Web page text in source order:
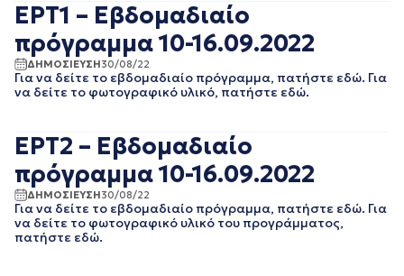
ΙΟΥΝΙΟΣ 2021
ΜΑΙΟΣ 2021
ΑΠΡΙΛΙΟΣ 2021
ΦΕΒΡΟΥΑΡΙΟΣ 2021
ΙΑΝΟΥΑΡΙΟΣ 2021
ΝΟΕΜΒΡΙΟΣ 2020
ΟΚΤΩΒΡΙΟΣ 2020
ΣΕΠΤΕΜΒΡΙΟΣ 2020
ΙΟΥΛΙΟΣ 2020
ΕΡΤ1 – Εβδομαδιαίο
πρόγραμμα 10-16.09.2022
ΔΗΜΟΣΙΕΥΣΗ30/08/22
Για να δείτε το εβδομαδιαίο πρόγραμμα, πατήστε εδώ. Για
να δείτε το φωτογραφικό υλικό, πατήστε εδώ.
ΕΡΤ2 – Εβδομαδιαίο
πρόγραμμα 10-16.09.2022
ΔΗΜΟΣΙΕΥΣΗ30/08/22
Για να δείτε το εβδομαδιαίο πρόγραμμα, πατήστε εδώ. Για
να δείτε το φωτογραφικό υλικό του προγράμματος,
πατήστε εδώ.